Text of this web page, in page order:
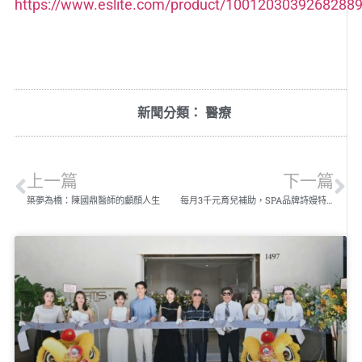
https://www.eslite.com/product/
新聞分類： 醫療
上一篇
築夢為橋：陳國鼎醫師的顱顏人生
下一篇